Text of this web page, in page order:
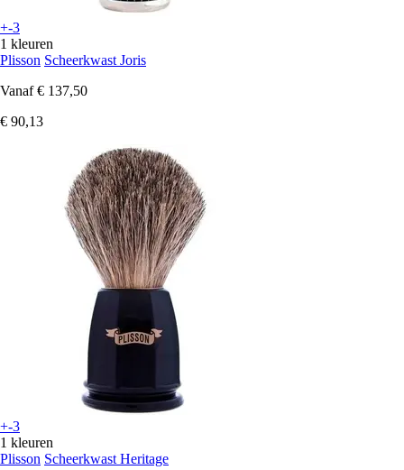
+-3
1 kleuren
Plisson Scheerkwast Joris
Vanaf € 137,50
€ 90,13
+-3
1 kleuren
Plisson Scheerkwast Heritage